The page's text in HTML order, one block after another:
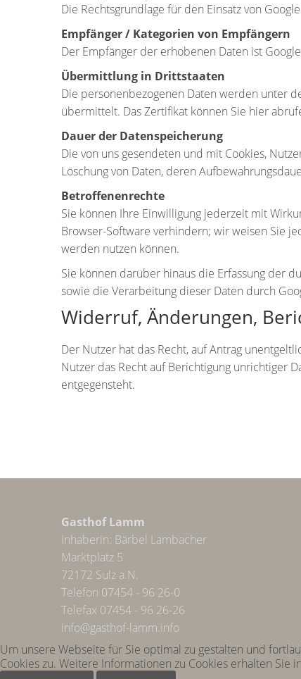
Die Rechtsgrundlage für den Einsatz von
Empfänger / Kategorien von Empfängern
Der Empfänger der erhobenen Daten ist
Übermittlung in Drittstaaten
Die personenbezogenen Daten werden unter
übermittelt. Das Zertifikat können Sie hier
Dauer der Datenspeicherung
Die von uns gesendeten und mit Cookies,
Löschung von Daten, deren
Betroffenenrechte
Sie können Ihre Einwilligung jederzeit mit
Browser-Software verhindern; wir weisen Sie
werden nutzen können.
Sie können darüber hinaus die Erfassung der
sowie die Verarbeitung dieser Daten durch
Widerruf, Änderungen,
Der Nutzer hat das Recht, auf Antrag
Nutzer das Recht auf Berichtigung unrichtiger
entgegensteht.
Gasthof Lamm
Inhaberin: Bärbel Lambacher
Marktplatz 5
72172 Sulz a.N.
Telefon 07454 - 96 26-0
Telefax 07454 - 96 26-26
info@gasthof-lamm.info
Um unsere Webseite für Sie optimal zu gestalten und
Cookies zu. Weitere Informationen zu Cookies erhalten Sie